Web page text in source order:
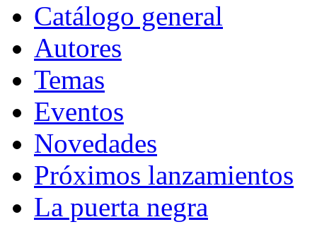
Catálogo general
Autores
Temas
Eventos
Novedades
Próximos lanzamientos
La puerta negra